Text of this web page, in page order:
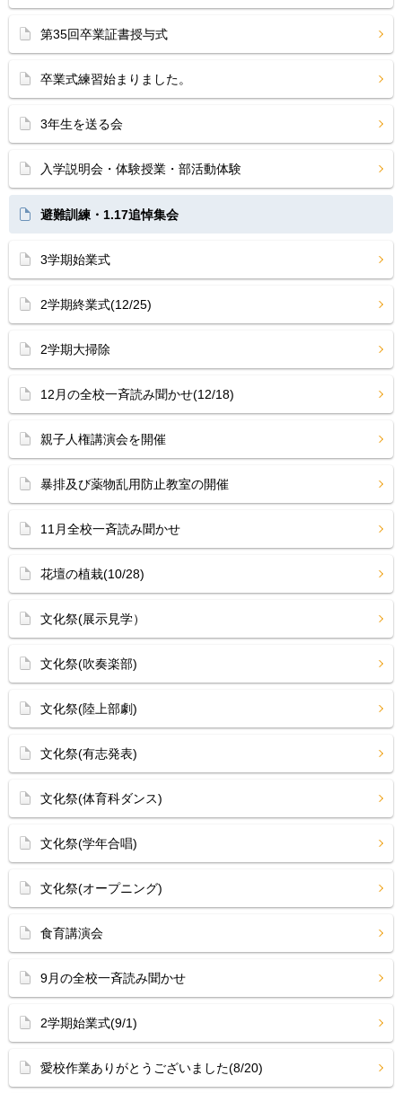
第35回卒業証書授与式
卒業式練習始まりました。
3年生を送る会
入学説明会・体験授業・部活動体験
避難訓練・1.17追悼集会
3学期始業式
2学期終業式(12/25)
2学期大掃除
12月の全校一斉読み聞かせ(12/18)
親子人権講演会を開催
暴排及び薬物乱用防止教室の開催
11月全校一斉読み聞かせ
花壇の植栽(10/28)
文化祭(展示見学）
文化祭(吹奏楽部)
文化祭(陸上部劇)
文化祭(有志発表)
文化祭(体育科ダンス)
文化祭(学年合唱)
文化祭(オープニング)
食育講演会
9月の全校一斉読み聞かせ
2学期始業式(9/1)
愛校作業ありがとうございました(8/20)